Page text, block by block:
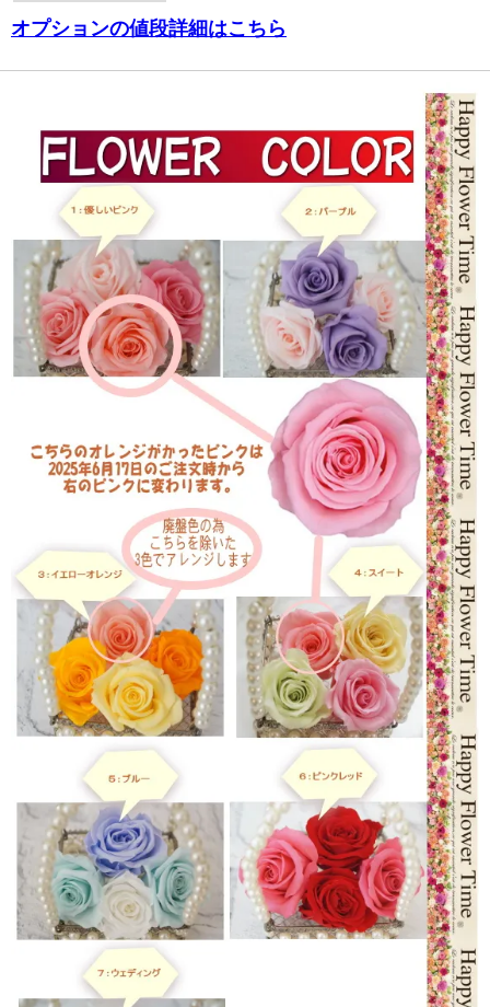
オプションの値段詳細はこちら